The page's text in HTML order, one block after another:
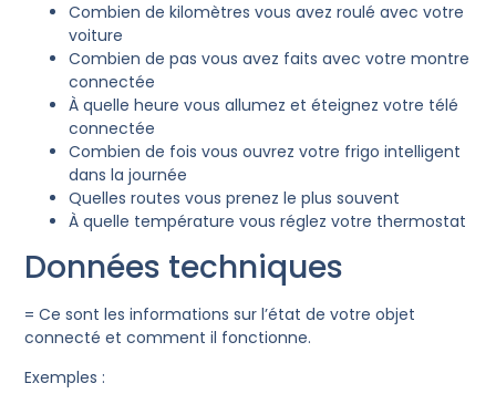
Combien de kilomètres vous avez roulé avec votre
voiture
Combien de pas vous avez faits avec votre montre
connectée
À quelle heure vous allumez et éteignez votre télé
connectée
Combien de fois vous ouvrez votre frigo intelligent
dans la journée
Quelles routes vous prenez le plus souvent
À quelle température vous réglez votre thermostat
Données techniques
= Ce sont les informations sur l’état de votre objet
connecté et comment il fonctionne.
Exemples :